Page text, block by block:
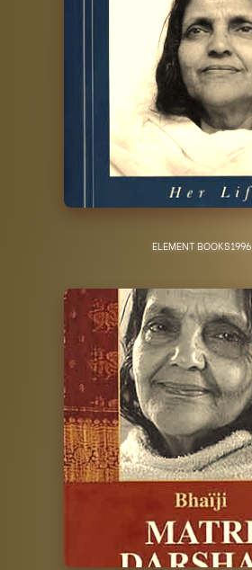
ELEMENT BOOKS1996